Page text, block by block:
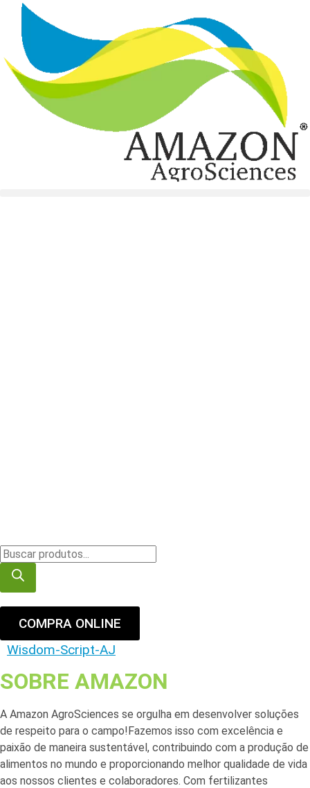
COMPRA ONLINE
Wisdom-Script-AJ
SOBRE AMAZON
A Amazon AgroSciences se orgulha em desenvolver soluções
de respeito para o campo!Fazemos isso com excelência e
paixão de maneira sustentável, contribuindo com a produção de
alimentos no mundo e proporcionando melhor qualidade de vida
aos nossos clientes e colaboradores. Com fertilizantes